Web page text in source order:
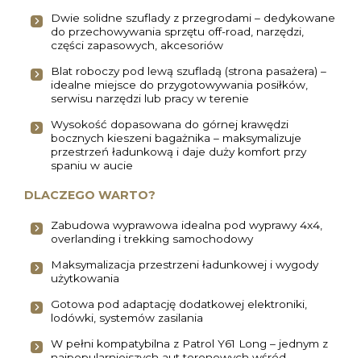
Dwie solidne szuflady z przegrodami – dedykowane
do przechowywania sprzętu off-road, narzędzi,
części zapasowych, akcesoriów
Blat roboczy pod lewą szufladą (strona pasażera) –
idealne miejsce do przygotowywania posiłków,
serwisu narzędzi lub pracy w terenie
Wysokość dopasowana do górnej krawędzi
bocznych kieszeni bagażnika – maksymalizuje
przestrzeń ładunkową i daje duży komfort przy
spaniu w aucie
DLACZEGO WARTO?
Zabudowa wyprawowa idealna pod wyprawy 4x4,
overlanding i trekking samochodowy
Maksymalizacja przestrzeni ładunkowej i wygody
użytkowania
Gotowa pod adaptację dodatkowej elektroniki,
lodówki, systemów zasilania
W pełni kompatybilna z Patrol Y61 Long – jednym z